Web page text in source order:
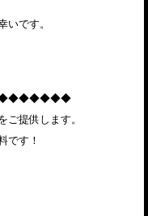
いです。
ご提供します。
です！